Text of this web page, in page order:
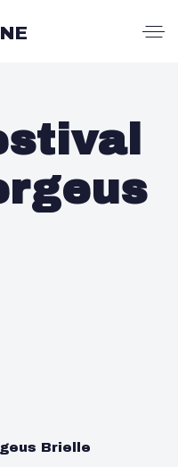
Brielle